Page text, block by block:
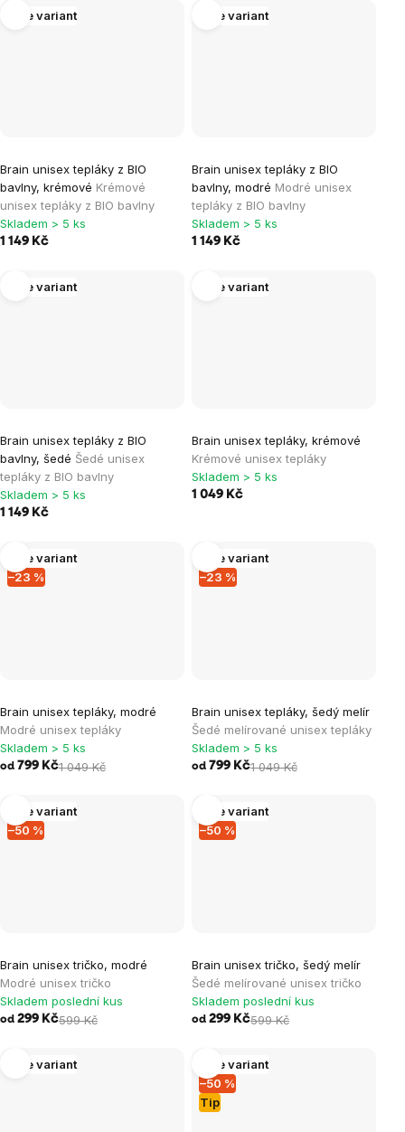
Více variant
Brain unisex tepláky z BIO
bavlny, krémové Krémové
unisex tepláky z BIO bavlny
Skladem > 5 ks
1 149 Kč
Více variant
Brain unisex tepláky z BIO
bavlny, modré Modré unisex
tepláky z BIO bavlny
Skladem > 5 ks
1 149 Kč
Více variant
Brain unisex tepláky z BIO
bavlny, šedé Šedé unisex
tepláky z BIO bavlny
Skladem > 5 ks
1 149 Kč
Více variant
Brain unisex tepláky, krémové
Krémové unisex tepláky
Skladem > 5 ks
1 049 Kč
–23 %
Více variant
Brain unisex tepláky, modré
Modré unisex tepláky
Skladem > 5 ks
od 799 Kč1 049 Kč
–23 %
Více variant
Brain unisex tepláky, šedý melír
Šedé melírované unisex tepláky
Skladem > 5 ks
od 799 Kč1 049 Kč
–50 %
Více variant
Brain unisex tričko, modré
Modré unisex tričko
Skladem poslední kus
od 299 Kč599 Kč
–50 %
Více variant
Brain unisex tričko, šedý melír
Šedé melírované unisex tričko
Skladem poslední kus
od 299 Kč599 Kč
Více variant
Tip
–50 %
Více variant